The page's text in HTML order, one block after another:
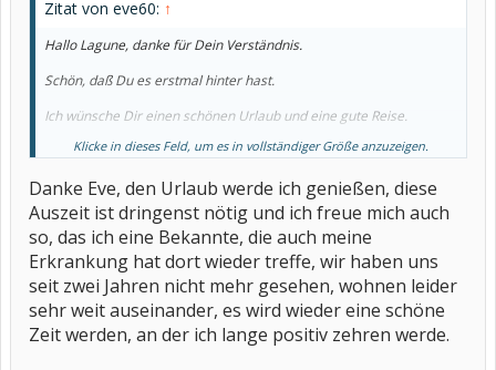
Zitat von eve60: ↑
Hallo Lagune, danke für Dein Verständnis.
Schön, daß Du es erstmal hinter hast.
Ich wünsche Dir einen schönen Urlaub und eine gute Reise.
LG EveKlicke in dieses Feld, um es in vollständiger Größe anzuzeigen.
Danke Eve, den Urlaub werde ich genießen, diese
Auszeit ist dringenst nötig und ich freue mich auch
so, das ich eine Bekannte, die auch meine
Erkrankung hat dort wieder treffe, wir haben uns
seit zwei Jahren nicht mehr gesehen, wohnen leider
sehr weit auseinander, es wird wieder eine schöne
Zeit werden, an der ich lange positiv zehren werde.